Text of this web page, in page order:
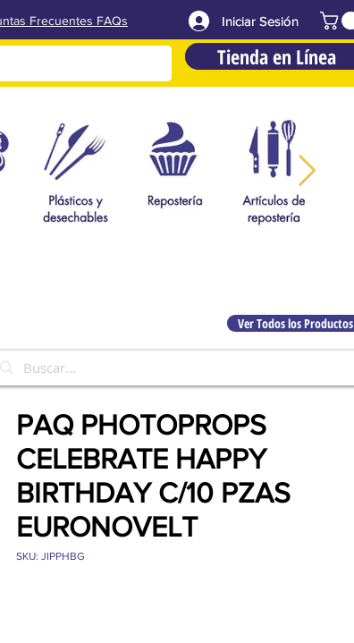
Frecuentes FAQs Iniciar Sesión
Tienda en Línea
Tienda en Línea
Iniciar Sesión
PAQ PHOTOPROPS
CELEBRATE HAPPY
BIRTHDAY C/10 PZAS
EURONOVELT
SKU: JIPPHBG
Ver Todos los Productos